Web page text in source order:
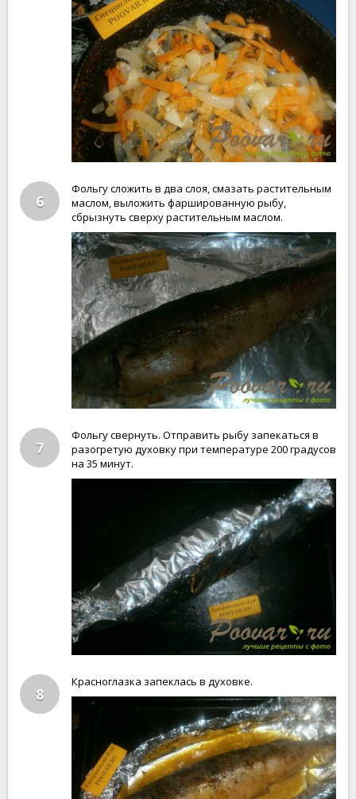
6
Фольгу сложить в два слоя, смазать растительным
маслом, выложить фаршированную рыбу,
сбрызнуть сверху растительным маслом.
7
Фольгу свернуть. Отправить рыбу запекаться в
разогретую духовку при температуре 200 градусов
на 35 минут.
8
Красноглазка запеклась в духовке.